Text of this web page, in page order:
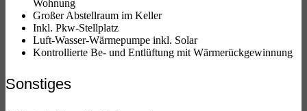
Wohnung
Großer Abstellraum im Keller
Inkl. Pkw-Stellplatz
Luft-Wasser-Wärmepumpe inkl. Solar
Kontrollierte Be- und Entlüftung mit Wärmerückgewinnung
Sonstiges